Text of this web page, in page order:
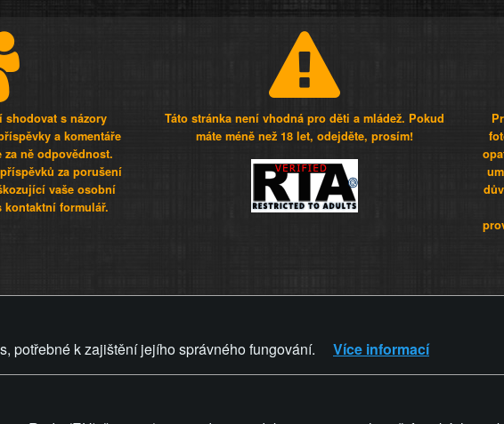
shodovat s názory
a komentáře
za ně odpovědnost.
za porušení
vaše osobní
kontaktní formulář.
Táto stránka není vhodná pro děti a mládež. Pokud
máte méně než 18 let, odejděte, prosím!
ZVRÁCENÝ.CZ PRAVIDLA A
potřebné k zajištění jejího správného fungování.
Více informací